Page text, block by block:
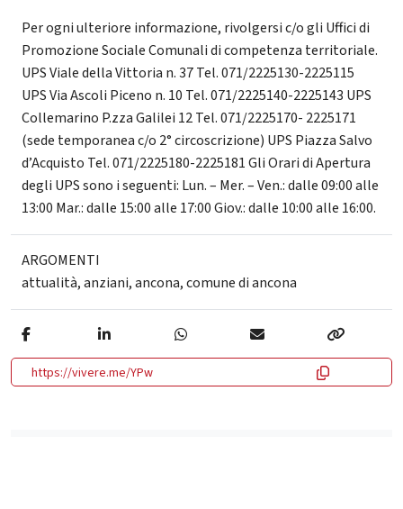
Per ogni ulteriore informazione, rivolgersi c/o gli Uffici di
Promozione Sociale Comunali di competenza territoriale.
UPS Viale della Vittoria n. 37 Tel. 071/2225130-2225115
UPS Via Ascoli Piceno n. 10 Tel. 071/2225140-2225143 UPS
Collemarino P.zza Galilei 12 Tel. 071/2225170- 2225171
(sede temporanea c/o 2° circoscrizione) UPS Piazza Salvo
d’Acquisto Tel. 071/2225180-2225181 Gli Orari di Apertura
degli UPS sono i seguenti: Lun. – Mer. – Ven.: dalle 09:00 alle
13:00 Mar.: dalle 15:00 alle 17:00 Giov.: dalle 10:00 alle 16:00.
ARGOMENTI
attualità,anziani,ancona,comune di ancona
https://vivere.me/YPw